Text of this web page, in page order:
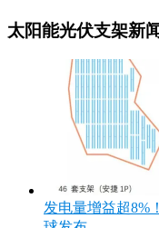
太阳能光伏支架新
发电量增益超8%